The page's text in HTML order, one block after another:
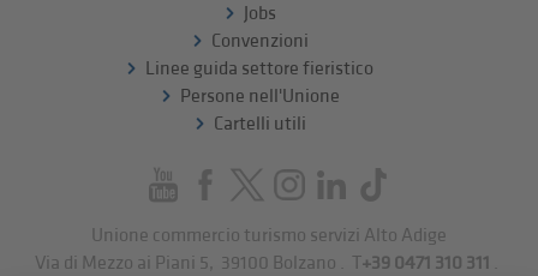
Jobs
Convenzioni
Linee guida settore fieristico
Persone nell'Unione
Cartelli utili
Unione commercio turismo servizi Alto Adige
Via di Mezzo ai Piani 5
39100 Bolzano . T+39 0471 310 311 .